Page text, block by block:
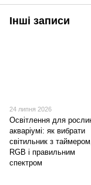
Інші записи
24 липня 2026
Освітлення для
акваріумі: як вибрати
світильник з таймером,
RGB і правильним
спектром